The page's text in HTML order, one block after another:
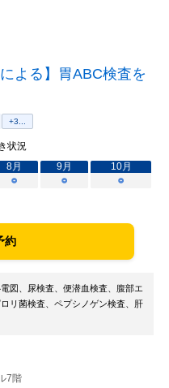
よる】胃ABC検査を
+3...
状況
8月 9月 10月
○
○ ○
約
図、尿検査、便潜血検査、腹部エ
リ菌検査、ペプシノゲン検査、肝
7階